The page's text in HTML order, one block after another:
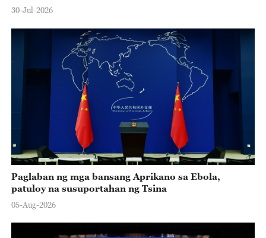
30-Jul-2026
Paglaban ng mga bansang Aprikano sa Ebola,
patuloy na susuportahan ng Tsina
05-Aug-2026